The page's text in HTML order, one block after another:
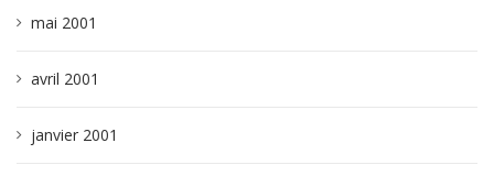
mai 2001
avril 2001
janvier 2001